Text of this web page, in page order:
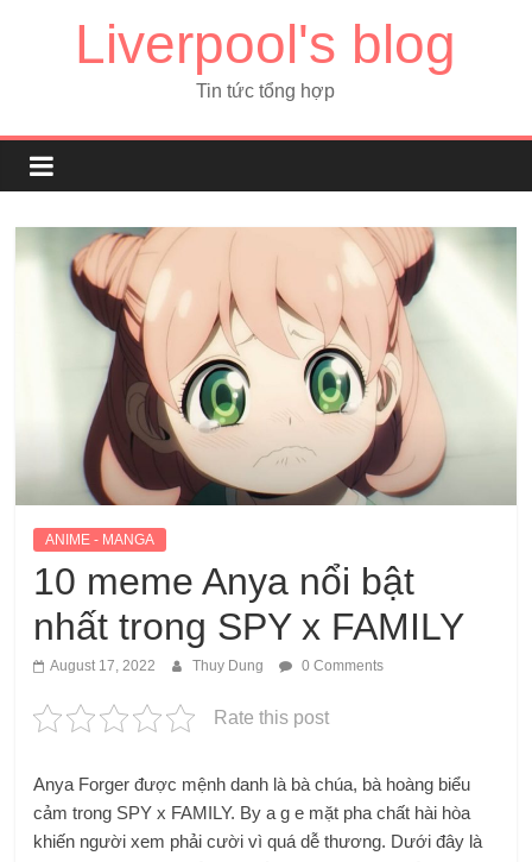
Liverpool's blog
Tin tức tổng hợp
ANIME - MANGA
10 meme Anya nổi bật
nhất trong SPY x FAMILY
August 17, 2022 Thuy Dung 0 Comments
Rate this post
Anya Forger được mệnh danh là bà chúa, bà hoàng biểu
cảm trong SPY x FAMILY. By a g e mặt pha chất hài hòa
khiến người xem phải cười vì quá dễ thương. Dưới đây là